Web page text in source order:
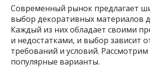
Современный рынок предлагает
выбор декоративных материалов
Каждый из них обладает своими
и недостатками, и выбор зависит
требований и условий.
популярные варианты.